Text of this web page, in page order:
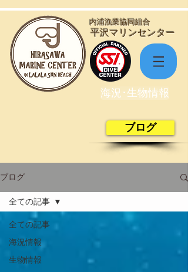
​平沢マリンセンター
​内浦漁業協同組合
海況･生物情報
ブログ
ブログ
全ての記事
海況情報
生物情報
全ての記事